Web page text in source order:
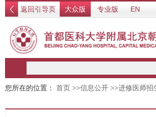
返回引导页 大众版 专业版 EN
您所在的位置： 首页 >>信息公开 >>进修医师招